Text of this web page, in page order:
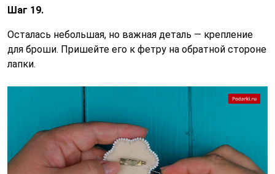
Шаг 19.
Осталась небольшая, но важная деталь — крепление
для броши. Пришейте его к фетру на обратной стороне
лапки.